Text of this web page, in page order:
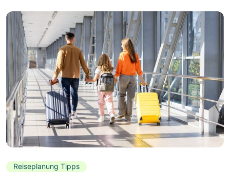
Reiseplanung Tipps